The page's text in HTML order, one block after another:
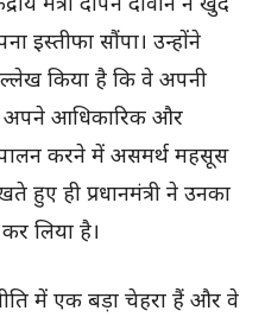
इस्तीफा सौंपा। उन्होंने
किया है कि वे अपनी
अपने आधिकारिक और
पालन करने में असमर्थ महसूस
हुए ही प्रधानमंत्री ने उनका
लिया है।
में एक बड़ा चेहरा हैं और वे